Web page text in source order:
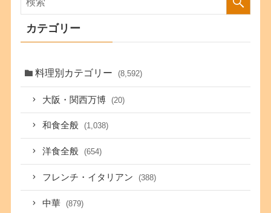
カテゴリー
料理別カテゴリー (8,592)
大阪・関西万博 (20)
和食全般 (1,038)
洋食全般 (654)
フレンチ・イタリアン (388)
中華 (879)